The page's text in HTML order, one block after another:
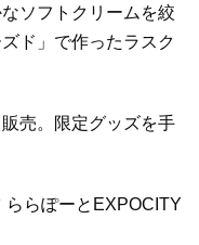
ソフトクリームを絞
ド」で作ったラスク
売。限定グッズを手
ららぽーとEXPOCITY